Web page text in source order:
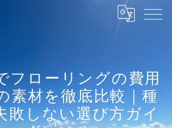
フローリングの費用
素材を徹底比較｜種
敗しない選び方ガイ